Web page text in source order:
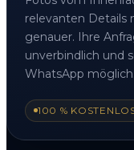
relevanten Details
genauer. Ihre
unverbindlich und
WhatsApp möglich.
100 %